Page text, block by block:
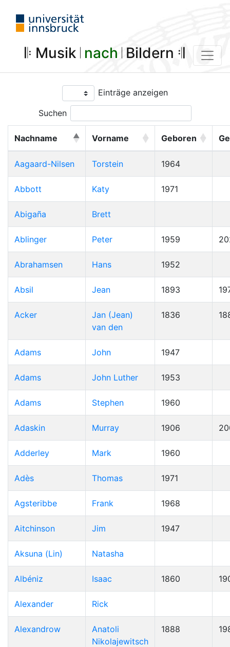
𝄆 Musik 𝄀 nach 𝄀 Bildern 𝄇
Einträge anzeigen
Suchen
Nachname Vorname Geboren
Aagaard-Nilsen Torstein 1964
Abbott Katy 1971
Abigaña Brett
Ablinger Peter 1959
Abrahamsen Hans 1952
Absil Jean 1893
Acker
Jan (Jean)
van den
1836
Adams John 1947
Adams John Luther 1953
Adams Stephen 1960
Adaskin Murray 1906
Adderley Mark 1960
Adès Thomas 1971
Agsteribbe Frank 1968
Aitchinson Jim 1947
Aksuna (Lin) Natasha
Albéniz Isaac 1860
Alexander Rick
Alexandrow
Anatoli
Nikolajewitsch
1888